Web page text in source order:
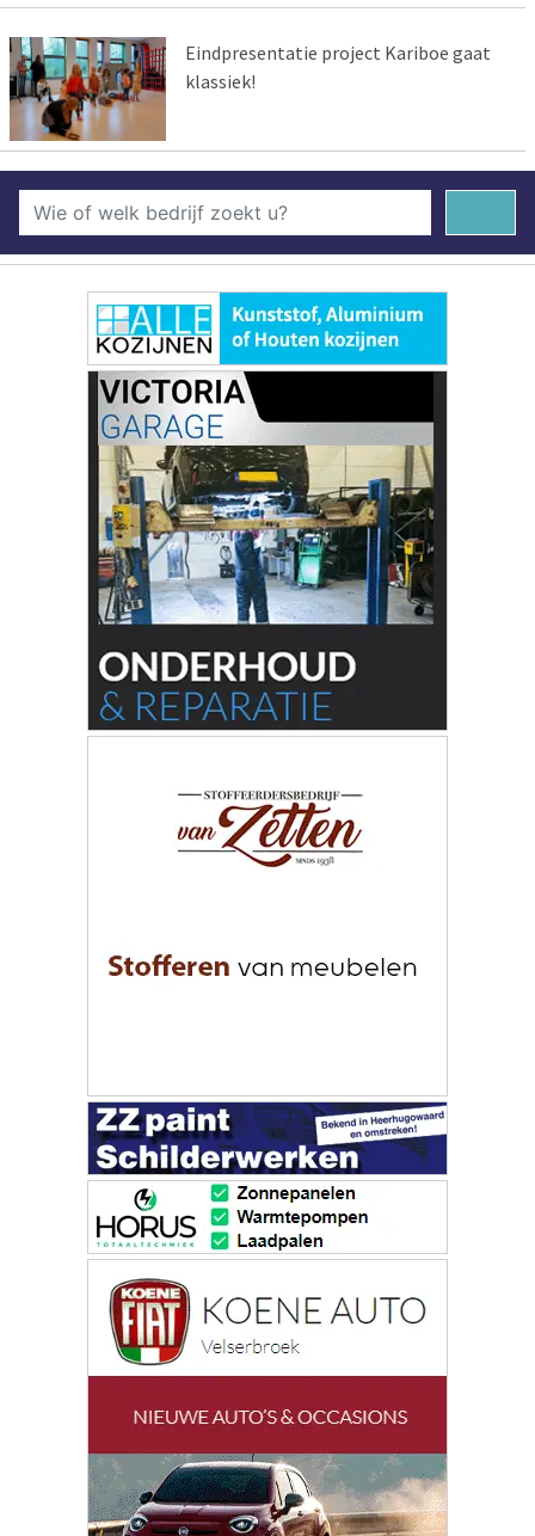
Eindpresentatie project Kariboe gaat
klassiek!